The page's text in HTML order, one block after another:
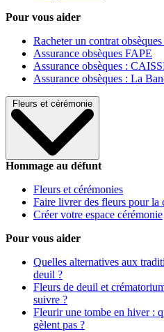
Pour vous aider
Racheter un contrat
Assurance obsèques FAPE
Assurance obsèques :
Assurance obsèques : La
Fleurs et cérémonie
Hommage au défunt
Fleurs et cérémonies
Faire livrer des fleurs pour la
Créer votre espace cérémonie
Pour vous aider
Quelles alternatives aux
deuil ?
Fleurs de deuil et
suivre ?
Fleurir une tombe en hiver :
gèlent pas ?